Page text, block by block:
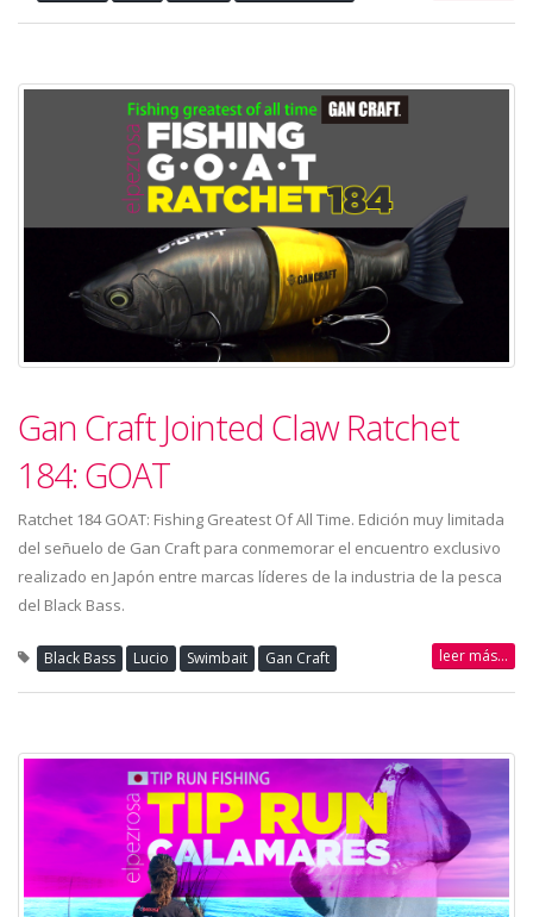
Gan Craft Jointed Claw Ratchet
184: GOAT
Ratchet 184 GOAT: Fishing Greatest Of All Time. Edición muy limitada
del señuelo de Gan Craft para conmemorar el encuentro exclusivo
realizado en Japón entre marcas líderes de la industria de la pesca
del Black Bass.
Black Bass Lucio Swimbait Gan Craft leer más...